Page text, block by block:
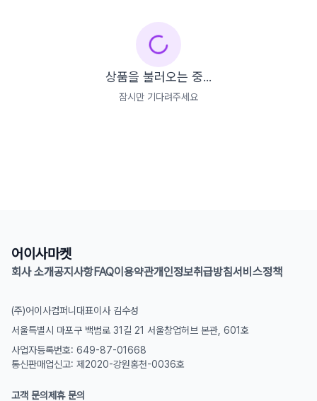
상품을 불러오는 중...
잠시만 기다려주세요
어이사마켓
회사 소개공지사항FAQ이용약관개인정보취급방침서비스정책
(주)어이사컴퍼니 대표이사 김수성
서울특별시 마포구 백범로 31길 21 서울창업허브 본관, 601호
사업자등록번호: 649-87-01668
통신판매업신고: 제2020-강원홍천-0036호
고객 문의제휴 문의